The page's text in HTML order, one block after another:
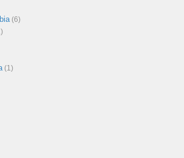
(6)
(1)